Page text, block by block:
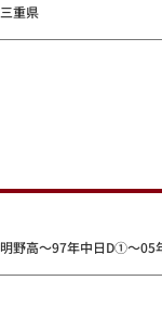
三重県
明野高～97年中日D①～05